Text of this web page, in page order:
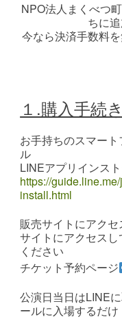
NPO法人まくべつ
ちに
今なら決済手数料
１.購入手続き
お手持ちのスマー
ル
LINEアプリインス
https://
install.html
販売サイトにアクセ
サイトにアクセス
ください
チケット予約ページ
公演日当日はLINE
ールに入場するだけ